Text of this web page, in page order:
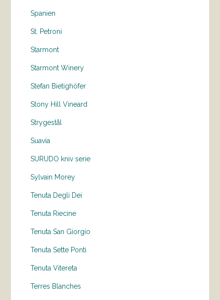
Spanien
St. Petroni
Starmont
Starmont Winery
Stefan Bietighöfer
Stony Hill Vineard
Strygestål
Suavia
SURUDO kniv serie
Sylvain Morey
Tenuta Degli Dei
Tenuta Riecine
Tenuta San Giorgio
Tenuta Sette Ponti
Tenuta Vitereta
Terres Blanches